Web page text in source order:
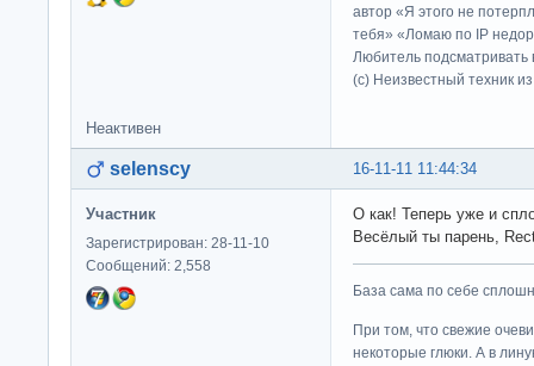
автор «Я этого не
тебя» «Ломаю по IP
Любитель подсматривать
(c) Неизвестный техник
Неактивен
16-11-11 11:44:34
selenscy
Участник
Зарегистрирован: 28-11-10
Сообщений: 2,558
О как! Теперь уже и
Весёлый ты парень,
База сама по себе
При том, что свежие
некоторые глюки. А в